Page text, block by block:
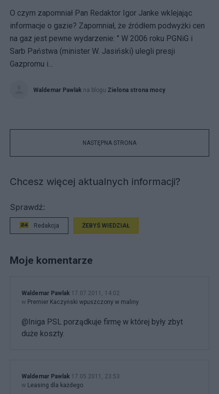
O czym zapomniał Pan Redaktor Igor Janke wklejając
informacje o gazie? Zapomniał, że źródłem podwyżki cen
na gaz jest pewne wydarzenie: " W 2006 roku PGNiG i
Sarb Państwa (minister W. Jasiński) ulegli presji
Gazpromu i...
Waldemar Pawlak na blogu Zielona strona mocy
NASTĘPNA STRONA
Chcesz więcej aktualnych informacji?
Sprawdź:
Redakcja ŻEBYŚ WIEDZIAŁ
Moje komentarze
Waldemar Pawlak 17.07.2011, 14:02
w Premier Kaczyński wpuszczony w maliny
@Iniga PSL porządkuje firmę w której były zbyt
duże koszty.
Waldemar Pawlak 17.05.2011, 23:53
w Leasing dla każdego